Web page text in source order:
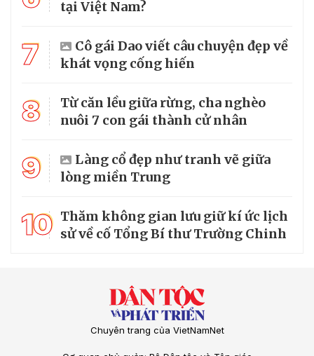
tại Việt Nam?
7
Cô gái Dao viết câu chuyện đẹp về
khát vọng cống hiến
8
Từ căn lều giữa rừng, cha nghèo
nuôi 7 con gái thành cử nhân
9
Làng cổ đẹp như tranh vẽ giữa
lòng miền Trung
10 Thăm không gian lưu giữ kí ức lịch
sử về cố Tổng Bí thư Trường Chinh
Chuyên trang của VietNamNet